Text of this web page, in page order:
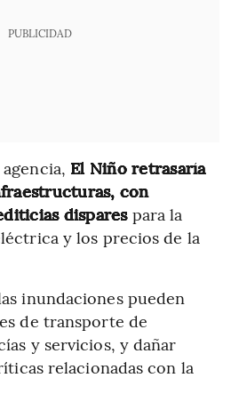
PUBLICIDAD
El Niño retrasaría
con
dispares para la
y los precios de la
inundaciones pueden
de transporte de
y servicios, y dañar
relacionadas con la